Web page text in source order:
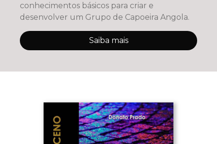
conhecimentos básicos para criar e
desenvolver um Grupo de Capoeira Angola.
Saiba mais